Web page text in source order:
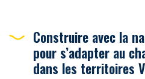
Construire avec la
pour s’adapter au
dans les territoires